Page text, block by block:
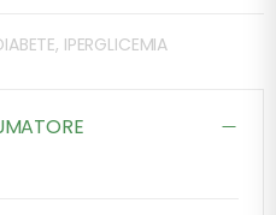
IPERGLICEMIA